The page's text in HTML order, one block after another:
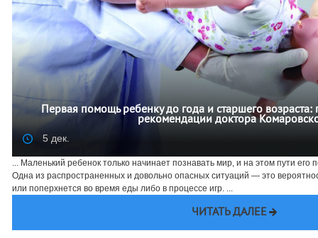
Первая помощь ребенку до года и старшего
рекомендации доктора
5 дек.
... Маленький ребенок только начинает познавать мир, и на этом пути его
Одна из распространенных и довольно опасных ситуаций — это
или поперхнется во время еды либо в процессе игр. ...
ЧИТАТЬ ДАЛЕЕ